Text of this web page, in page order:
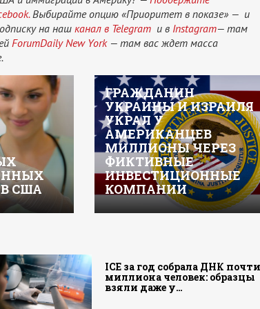
Выбирайте опцию «Приоритет в показе» — и
на наш канал в Telegram и в Instagram— там
ForumDaily New York— там вас ждет масса
США
ГРАЖДАНИН
УКРАИНЫ И ИЗРАИЛЯ
УКРАЛ У
АМЕРИКАНЦЕВ
МИЛЛИОНЫ ЧЕРЕЗ
ФИКТИВНЫЕ
ИНВЕСТИЦИОННЫЕ
КОМПАНИИ
ICE за год собрала ДНК
миллиона человек: образцы
взяли даже у…